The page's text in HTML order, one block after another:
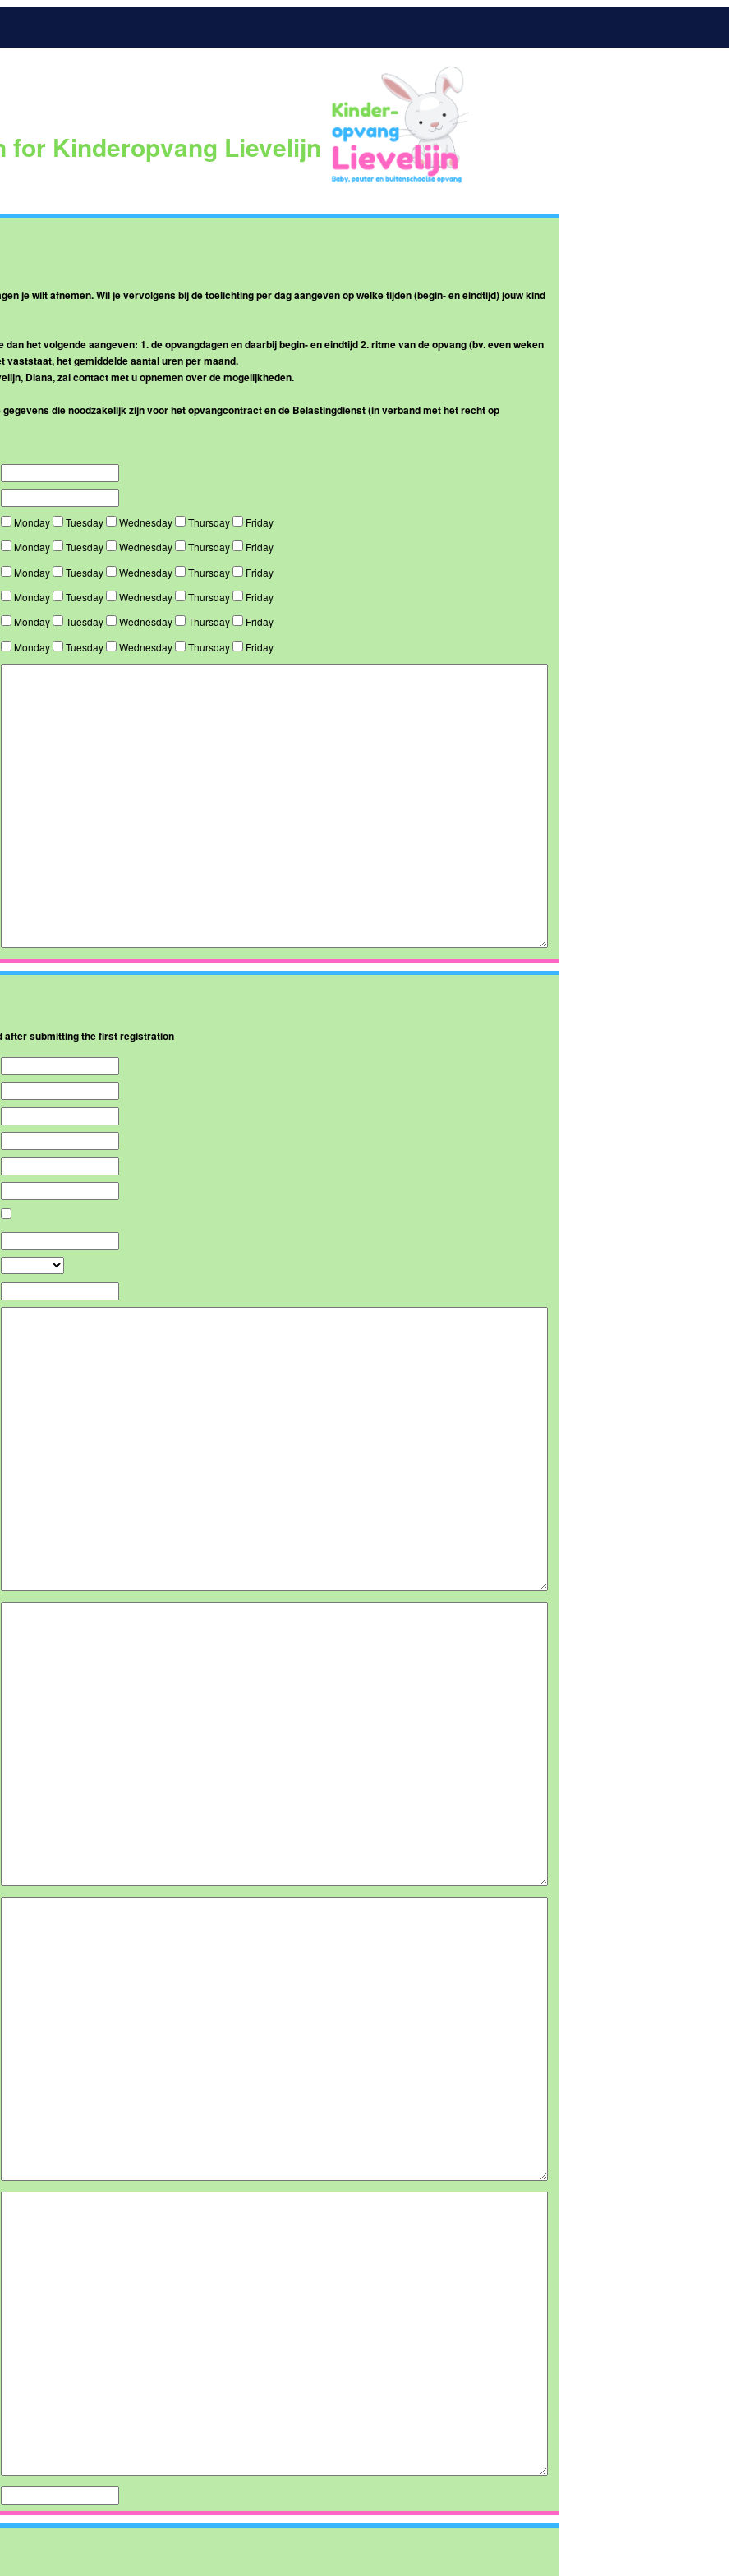
for Kinderopvang Lievelijn
je wilt afnemen. Wil je vervolgens bij de toelichting per dag aangeven op welke tijden (begin- en eindtijd) jouw kind
het volgende aangeven: 1. de opvangdagen en daarbij begin- en eindtijd 2. ritme van de opvang (bv. even weken
vaststaat, het gemiddelde aantal uren per maand.
Diana, zal contact met u opnemen over de mogelijkheden.
die noodzakelijk zijn voor het opvangcontract en de Belastingdienst (in verband met het recht op
Monday Tuesday Wednesday Thursday
Friday
Monday Tuesday Wednesday Thursday
Friday
Monday Tuesday Wednesday Thursday
Friday
Monday Tuesday Wednesday Thursday
Friday
Monday Tuesday Wednesday Thursday
Friday
Monday Tuesday Wednesday Thursday
Friday
after submitting the first registration